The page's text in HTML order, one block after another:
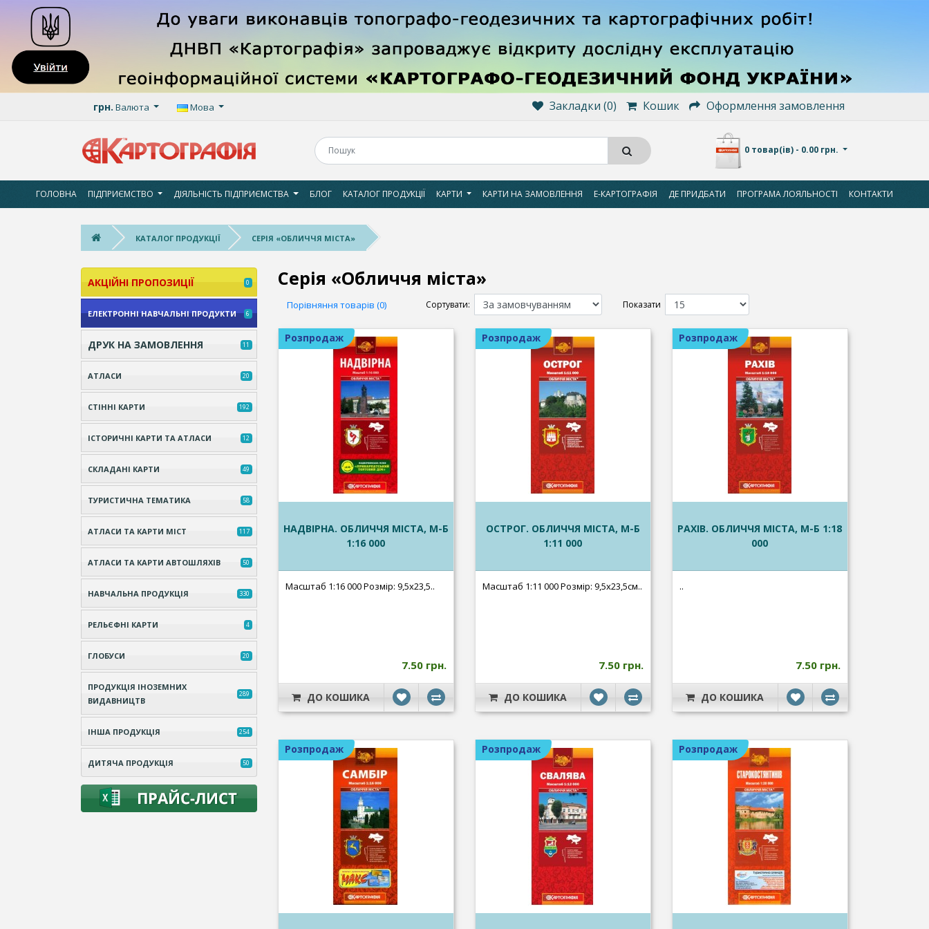
грн. Валюта Мова Закладки (0) Кошик Оформлення замовлення
0 товар(ів) - 0.00 грн.
ГОЛОВНА ПІДПРИЄМСТВО ДІЯЛЬНІСТЬ ПІДПРИЄМСТВА БЛОГ КАТАЛОГ ПРОДУКЦІЇ КАРТИ КАРТИ НА ЗАМОВЛЕННЯ Е-КАРТОГРАФІЯ ДЕ ПРИДБАТИ ПРОГРАМА ЛОЯЛЬНОСТІ КОНТАКТИ
КАТАЛОГ ПРОДУКЦІЇ СЕРІЯ «ОБЛИЧЧЯ МІСТА»
АКЦІЙНІ ПРОПОЗИЦІЇ 0
ЕЛЕКТРОННІ НАВЧАЛЬНІ ПРОДУКТИ 6
ДРУК НА ЗАМОВЛЕННЯ 11
АТЛАСИ 20
СТІННІ КАРТИ 192
ІСТОРИЧНІ КАРТИ ТА АТЛАСИ 12
СКЛАДАНІ КАРТИ 49
ТУРИСТИЧНА ТЕМАТИКА 58
АТЛАСИ ТА КАРТИ МІСТ 117
АТЛАСИ ТА КАРТИ АВТОШЛЯХІВ 50
НАВЧАЛЬНА ПРОДУКЦІЯ 330
РЕЛЬЄФНІ КАРТИ 4
ГЛОБУСИ 20
ПРОДУКЦІЯ ІНОЗЕМНИХ
ВИДАВНИЦТВ
289
ІНША ПРОДУКЦІЯ 254
ДИТЯЧА ПРОДУКЦІЯ 50
Серія «Обличчя міста»
Порівняння товарів (0) Сортувати: Показати
Розпродаж
НАДВІРНА. ОБЛИЧЧЯ МІСТА, М-Б
1:16 000
Масштаб 1:16 000 Розмір: 9,5х23,5..
7.50 грн.
ДО КОШИКА
Розпродаж
ОСТРОГ. ОБЛИЧЧЯ МІСТА, М-Б
1:11 000
Масштаб 1:11 000 Розмір: 9,5х23,5см..
7.50 грн.
ДО КОШИКА
Розпродаж
РАХІВ. ОБЛИЧЧЯ МІСТА, М-Б 1:18
000
..
7.50 грн.
ДО КОШИКА
Розпродаж Розпродаж Розпродаж